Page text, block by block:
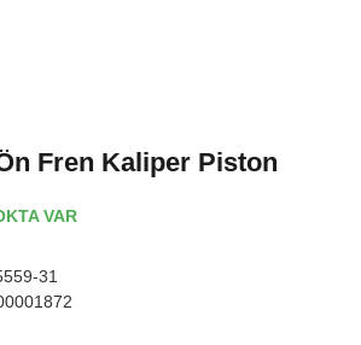
Fren Kaliper Piston
VAR
31